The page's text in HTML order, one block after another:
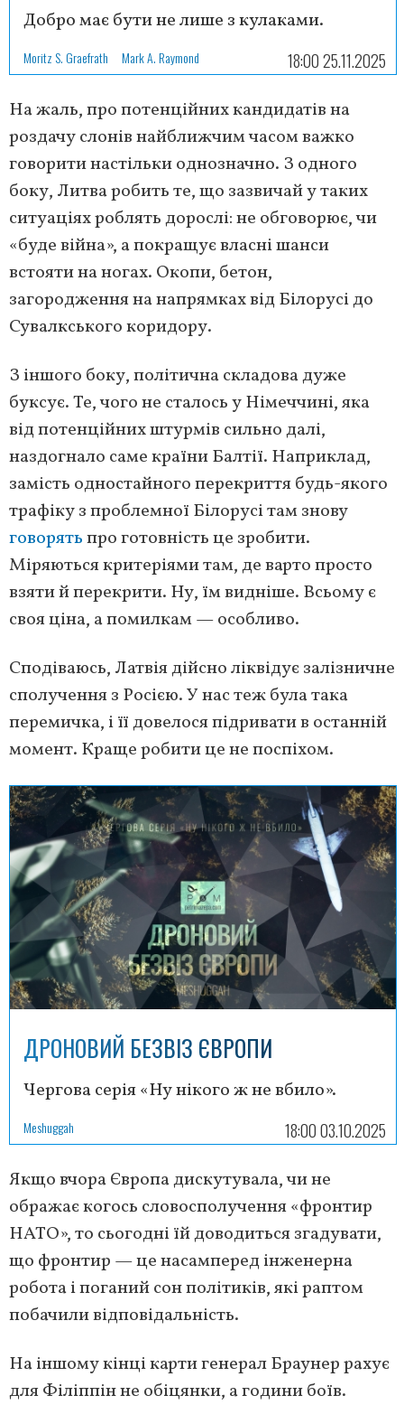
Добро має бути не лише з кулаками.
Moritz S. Graefrath Mark A. Raymond 18:00 25.11.2025
На жаль, про потенційних кандидатів на
роздачу слонів найближчим часом важко
говорити настільки однозначно. З одного
боку, Литва робить те, що зазвичай у таких
ситуаціях роблять дорослі: не обговорює, чи
«буде війна», а покращує власні шанси
встояти на ногах. Окопи, бетон,
загородження на напрямках від Білорусі до
Сувалкського коридору.
З іншого боку, політична складова дуже
буксує. Те, чого не сталось у Німеччині, яка
від потенційних штурмів сильно далі,
наздогнало саме країни Балтії. Наприклад,
замість одностайного перекриття будь-якого
трафіку з проблемної Білорусі там знову
говорятьпро готовність це зробити.
Міряються критеріями там, де варто просто
взяти й перекрити. Ну, їм видніше. Всьому є
своя ціна, а помилкам — особливо.
Сподіваюсь, Латвія дійсно ліквідує залізничне
сполучення з Росією. У нас теж була така
перемичка, і її довелося підривати в останній
момент. Краще робити це не поспіхом.
ДРОНОВИЙ БЕЗВІЗ ЄВРОПИ
Чергова серія «Ну нікого ж не вбило».
Meshuggah 18:00 03.10.2025
Якщо вчора Європа дискутувала, чи не
ображає когось словосполучення «фронтир
НАТО», то сьогодні їй доводиться згадувати,
що фронтир — це насамперед інженерна
робота і поганий сон політиків, які раптом
побачили відповідальність.
На іншому кінці карти генерал Браунер рахує
для Філіппін не обіцянки, а години боїв.